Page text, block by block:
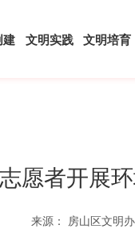
建 文明实践 文明培育
愿者开展
来源： 房山区文明办